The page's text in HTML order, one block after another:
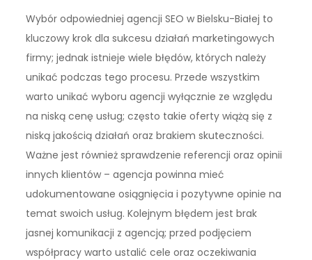
Wybór odpowiedniej agencji SEO w Bielsku-Białej to
kluczowy krok dla sukcesu działań marketingowych
firmy; jednak istnieje wiele błędów, których należy
unikać podczas tego procesu. Przede wszystkim
warto unikać wyboru agencji wyłącznie ze względu
na niską cenę usług; często takie oferty wiążą się z
niską jakością działań oraz brakiem skuteczności.
Ważne jest również sprawdzenie referencji oraz opinii
innych klientów – agencja powinna mieć
udokumentowane osiągnięcia i pozytywne opinie na
temat swoich usług. Kolejnym błędem jest brak
jasnej komunikacji z agencją; przed podjęciem
współpracy warto ustalić cele oraz oczekiwania